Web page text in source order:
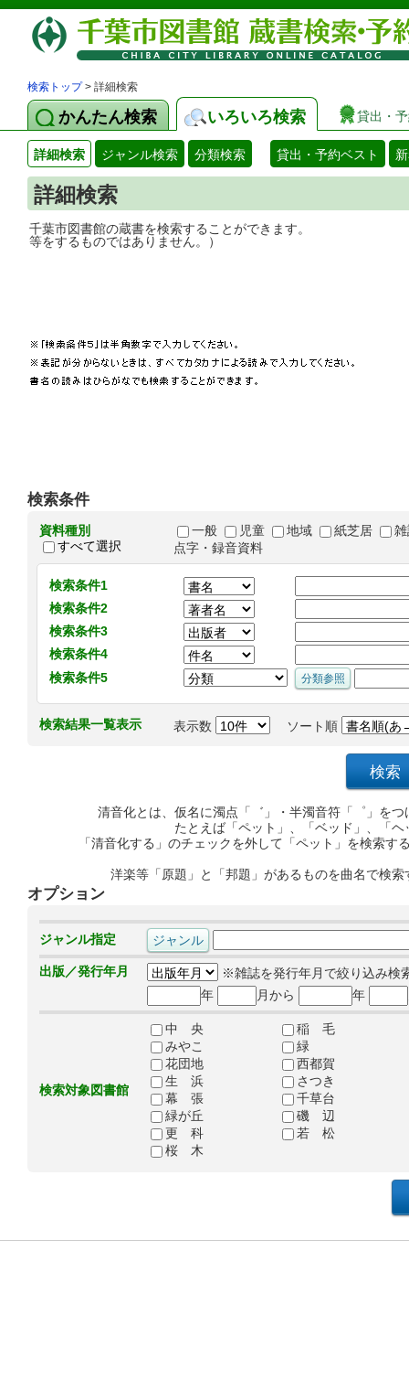
検索トップ> 詳細検索
かんたん検索 いろいろ検索 貸出・
詳細検索 ジャンル検索 分類検索 貸出・予約ベスト
詳細検索
千葉市図書館の蔵書を検索することがで
等をするものではありません。）
検索条件
資料種別
すべて選択
一般 児童 地域 紙芝居
点字・録音資料
検索条件1
検索条件2
検索条件3
検索条件4
検索条件5
検索結果一覧表示 表示数 ソート順
清音化とは、仮名に濁点「゛」・半濁音符「゜」を
たとえば「ペット」、「ベッド」、「
「清音化する」のチェックを外して「ペット」を検索
洋楽等「原題」と「邦題」があるものを曲名で検
オプション
ジャンル指定
出版／発行年月
※雑誌を発行年月で絞り込み検
年
月から 年
検索対象図書館
中 央
稲 毛
みやこ
緑
花団地
西都賀
生 浜
さつき
幕 張
千草台
緑が丘
磯 辺
更 科
若 松
桜 木